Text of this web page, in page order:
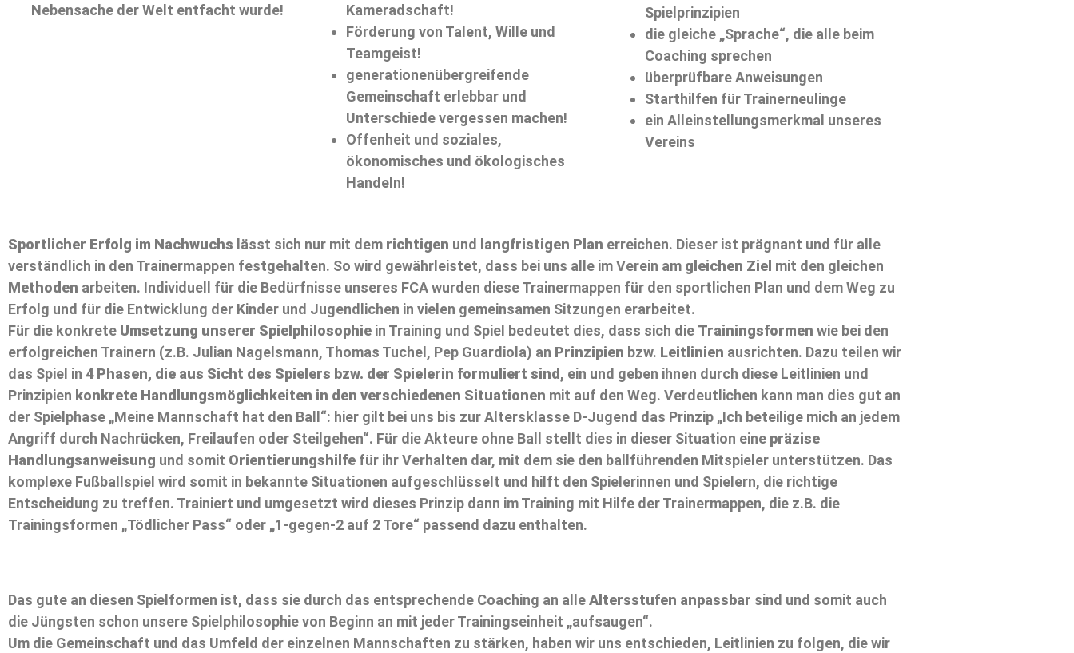
Nebensache der Welt entfacht wurde!
Kameradschaft!
Förderung von Talent, Wille und
Teamgeist!
generationenübergreifende
Gemeinschaft erlebbar und
Unterschiede vergessen machen!
Offenheit und soziales,
ökonomisches und ökologisches
Handeln!
Spielprinzipien
die gleiche „Sprache“, die alle beim
Coaching sprechen
überprüfbare Anweisungen
Starthilfen für Trainerneulinge
ein Alleinstellungsmerkmal unseres
Vereins
Sportlicher Erfolg im Nachwuchs lässt sich nur mit dem richtigen und langfristigen Plan erreichen. Dieser ist prägnant und für alle
verständlich in den Trainermappen festgehalten. So wird gewährleistet, dass bei uns alle im Verein am gleichen Ziel mit den gleichen
Methoden arbeiten. Individuell für die Bedürfnisse unseres FCA wurden diese Trainermappen für den sportlichen Plan und dem Weg zu
Erfolg und für die Entwicklung der Kinder und Jugendlichen in vielen gemeinsamen Sitzungen erarbeitet.
Für die konkrete Umsetzung unserer Spielphilosophie in Training und Spiel bedeutet dies, dass sich die Trainingsformen wie bei den
erfolgreichen Trainern (z.B. Julian Nagelsmann, Thomas Tuchel, Pep Guardiola) an Prinzipien bzw. Leitlinien ausrichten. Dazu teilen wir
das Spiel in 4 Phasen, die aus Sicht des Spielers bzw. der Spielerin formuliert sind, ein und geben ihnen durch diese Leitlinien und
Prinzipien konkrete Handlungsmöglichkeiten in den verschiedenen Situationen mit auf den Weg. Verdeutlichen kann man dies gut an
der Spielphase „Meine Mannschaft hat den Ball“: hier gilt bei uns bis zur Altersklasse D-Jugend das Prinzip „Ich beteilige mich an jedem
Angriff durch Nachrücken, Freilaufen oder Steilgehen“. Für die Akteure ohne Ball stellt dies in dieser Situation eine präzise
Handlungsanweisung und somit Orientierungshilfe für ihr Verhalten dar, mit dem sie den ballführenden Mitspieler unterstützen. Das
komplexe Fußballspiel wird somit in bekannte Situationen aufgeschlüsselt und hilft den Spielerinnen und Spielern, die richtige
Entscheidung zu treffen. Trainiert und umgesetzt wird dieses Prinzip dann im Training mit Hilfe der Trainermappen, die z.B. die
Trainingsformen „Tödlicher Pass“ oder „1-gegen-2 auf 2 Tore“ passend dazu enthalten.
Das gute an diesen Spielformen ist, dass sie durch das entsprechende Coaching an alleAltersstufen anpassbar sind und somit auch
die Jüngsten schon unsere Spielphilosophie von Beginn an mit jeder Trainingseinheit „aufsaugen“.
Um die Gemeinschaft und das Umfeld der einzelnen Mannschaften zu stärken, haben wir uns entschieden, Leitlinien zu folgen, die wir